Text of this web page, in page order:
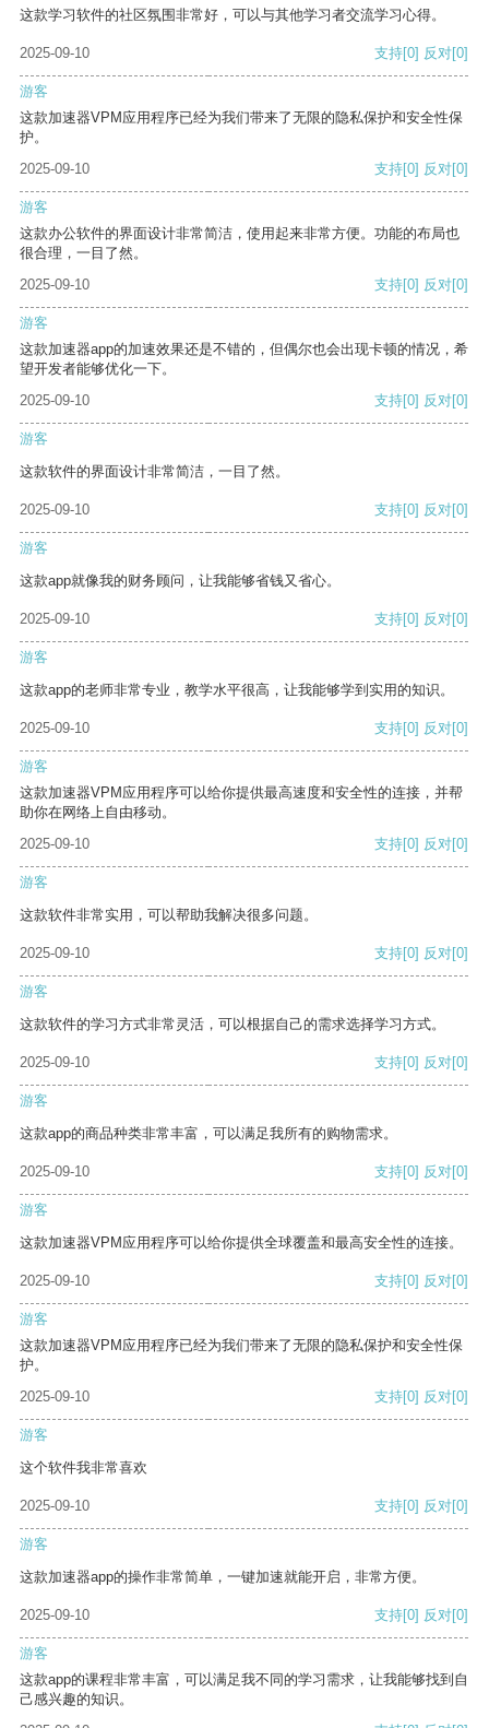
这款学习软件的社区氛围非常好，可以与其他学习者交流学习心得。
2025-09-10 支持[0] 反对[0]
游客
这款加速器VPM应用程序已经为我们带来了无限的隐私保护和安全性保
护。
2025-09-10
支持[0] 反对[0]
游客
这款办公软件的界面设计非常简洁，使用起来非常方便。功能的布局也
很合理，一目了然。
2025-09-10
支持[0] 反对[0]
游客
这款加速器app的加速效果还是不错的，但偶尔也会出现卡顿的情况，希
望开发者能够优化一下。
2025-09-10
支持[0] 反对[0]
游客
这款软件的界面设计非常简洁，一目了然。
2025-09-10 支持[0] 反对[0]
游客
这款app就像我的财务顾问，让我能够省钱又省心。
2025-09-10 支持[0] 反对[0]
游客
这款app的老师非常专业，教学水平很高，让我能够学到实用的知识。
2025-09-10 支持[0] 反对[0]
游客
这款加速器VPM应用程序可以给你提供最高速度和安全性的连接，并帮
助你在网络上自由移动。
2025-09-10
支持[0] 反对[0]
游客
这款软件非常实用，可以帮助我解决很多问题。
2025-09-10 支持[0] 反对[0]
游客
这款软件的学习方式非常灵活，可以根据自己的需求选择学习方式。
2025-09-10 支持[0] 反对[0]
游客
这款app的商品种类非常丰富，可以满足我所有的购物需求。
2025-09-10 支持[0] 反对[0]
游客
这款加速器VPM应用程序可以给你提供全球覆盖和最高安全性的连接。
2025-09-10 支持[0] 反对[0]
游客
这款加速器VPM应用程序已经为我们带来了无限的隐私保护和安全性保
护。
2025-09-10
支持[0] 反对[0]
游客
这个软件我非常喜欢
2025-09-10 支持[0] 反对[0]
游客
这款加速器app的操作非常简单，一键加速就能开启，非常方便。
2025-09-10 支持[0] 反对[0]
游客
这款app的课程非常丰富，可以满足我不同的学习需求，让我能够找到自
己感兴趣的知识。